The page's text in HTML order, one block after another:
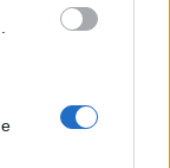
Kata